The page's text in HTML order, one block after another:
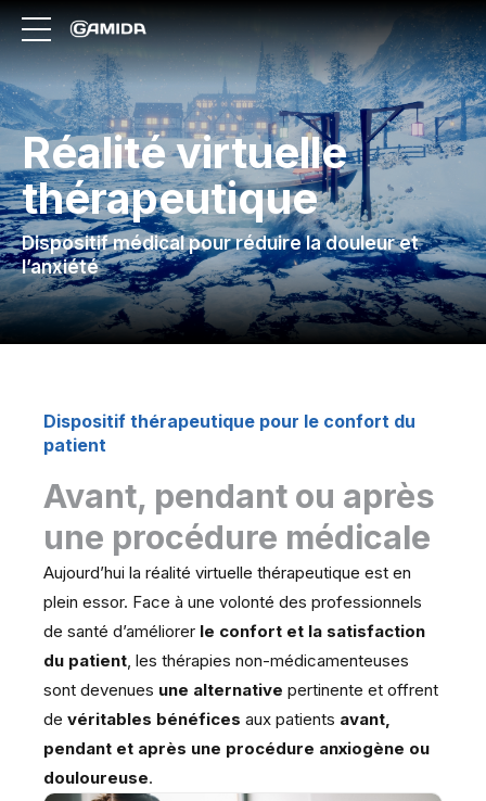
Réalité virtuelle
thérapeutique
Dispositif médical pour réduire la douleur et
l’anxiété
Dispositif thérapeutique pour le confort du
patient
Avant, pendant ou après
une procédure médicale
Aujourd’hui la réalité virtuelle thérapeutique est en
plein essor. Face à une volonté des professionnels
de santé d’améliorer le confort et la satisfaction
du patient, les thérapies non-médicamenteuses
sont devenues une alternative pertinente et offrent
de véritables bénéfices aux patients avant,
pendant et après une procédure anxiogène ou
douloureuse.